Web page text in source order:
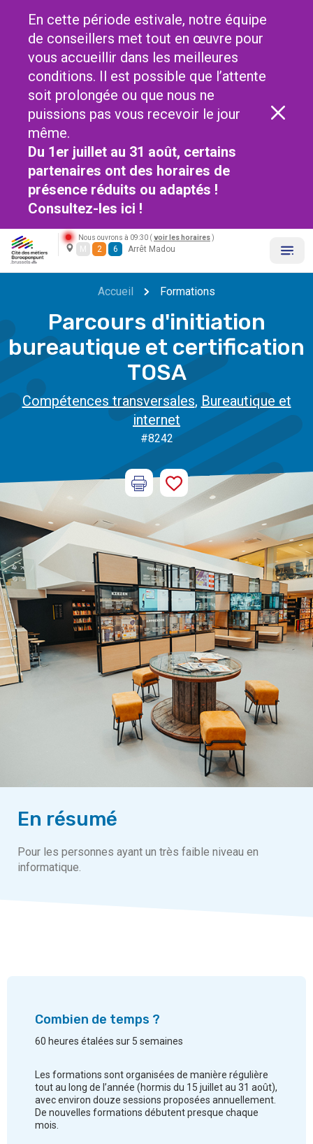
En cette période estivale, notre équipe
de conseillers met tout en œuvre pour
vous accueillir dans les meilleures
conditions. Il est possible que l’attente
soit prolongée ou que nous ne
puissions pas vous recevoir le jour
même.
Du 1er juillet au 31 août, certains
partenaires ont des horaires de
présence réduits ou adaptés !
Consultez-les ici !
Nous ouvrons à 09:30 ( voir les horaires )
M 2 6 Arrêt Madou
Accueil Formations
Parcours d'initiation
bureautique et certification
TOSA
Compétences transversales, Bureautique et
internet
#8242
En résumé
Pour les personnes ayant un très faible niveau en
informatique.
Combien de temps ?
60 heures étalées sur 5 semaines
Les formations sont organisées de manière régulière
tout au long de l’année (hormis du 15 juillet au 31 août),
avec environ douze sessions proposées annuellement.
De nouvelles formations débutent presque chaque
mois.